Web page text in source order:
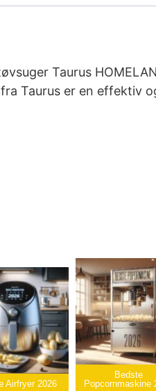
Taurus
Taurus er en effektiv
2026
Bedste
Popcornmaskine 2026